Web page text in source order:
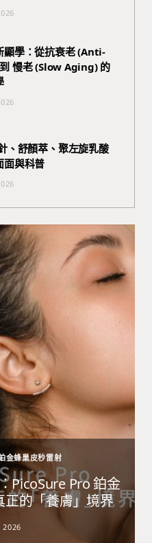
顯學：從抗衰老 (Anti-
慢老 (Slow Aging) 的
、舒顏萃、聚左旋乳酸
面與科普
金蜂巢皮秒雷射
PicoSure Pro 鉑金
的「養膚」境界
2026